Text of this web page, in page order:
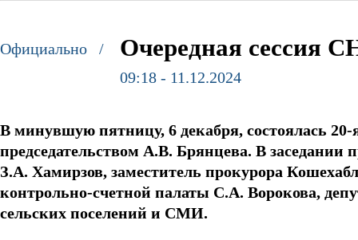
Официально / Очередная сессия
09:18 - 11.12.2024
В минувшую пятницу, 6 декабря, состоялась 20-
председательством А.В. Брянцева. В
З.А. Хамирзов, заместитель прокурора
контрольно-счетной палаты С.А. Ворокова,
сельских поселений и СМИ.